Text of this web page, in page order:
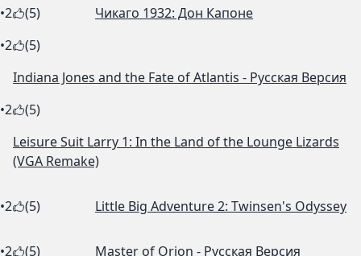
•2 (5)
Чикаго 1932: Дон Капоне
•2
(5)
Indiana Jones and the Fate of Atlantis - Русская Версия
•2
(5)
Leisure Suit Larry 1: In the Land of the Lounge Lizards
(VGA Remake)
•2 (5) Little Big Adventure 2: Twinsen's Odyssey
•2 (5) Master of Orion - Русская Версия